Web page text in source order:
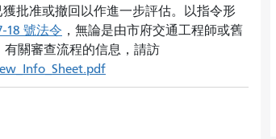
批准或撤回以作進一步評估。以指令形
18 號法令 ，無論是由市府交通工程師或舊
關審查流程的信息，請訪